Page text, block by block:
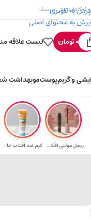
پرش به ناوبری
پرش به محتوای اصلی
۳۰۰ میسکوین (۳۰ هزار تومن) هدیه خرید اول
اینترنتی میسفا
0تومان لیست علاقه
و گریمپوستموبهداشت
ریمل مولتی افکت... کرم ضد آفتاب حا...